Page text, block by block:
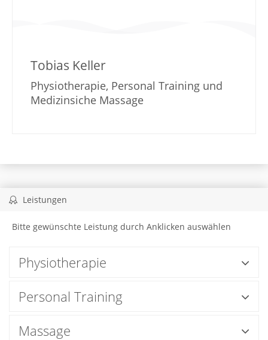
Tobias Keller
Physiotherapie, Personal Training und
Medizinsiche Massage
Leistungen
Bitte gewünschte Leistung durch Anklicken auswählen
Physiotherapie
Personal Training
Massage